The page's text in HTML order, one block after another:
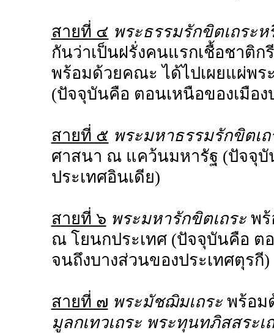
สายที่ ๔ พระธรรมรักขิตเถระ
กันว่าเป็นฝรั่งคนแรกเชื้อชาติ
พร้อมด้วยคณะ ได้ไปเผยแผ่พ
(ปัจจุบันคือ ตอนเหนือของเมือง
สายที่ ๕ พระมหาธรรมรักขิตเถ
ศาสนา ณ แคว้นมหารัฐ (ปัจจุบั
ประเทศอินเดีย)
สายที่ ๖ พระมหารักขิตเถระพร้
ณ โยนกประเทศ (ปัจจุบันคือ ต
จนถึงบางส่วนของประเทศตุรกี)
สายที่ ๗ พระมัชฌิมเถระพร้อม
มูลกเทวเถระ พระทุนทภิสสระเ